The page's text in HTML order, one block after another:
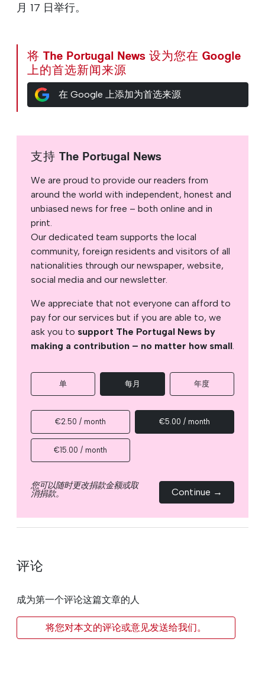
月 17 日举行。
将 The Portugal News 设为您在 Google
上的首选新闻来源
在 Google 上添加为首选来源
支持 The Portugal News
We are proud to provide our readers from
around the world with independent, honest and
unbiased news for free – both online and in
print.
Our dedicated team supports the local
community, foreign residents and visitors of all
nationalities through our newspaper, website,
social media and our newsletter.
We appreciate that not everyone can afford to
pay for our services but if you are able to, we
ask you to support The Portugal News by
making a contribution – no matter how small.
单 每月 年度
€2.50 / month €5.00 / month
€15.00 / month
您可以随时更改捐款金额或取
消捐款。 Continue →
评论
成为第一个评论这篇文章的人
将您对本文的评论或意见发送给我们。